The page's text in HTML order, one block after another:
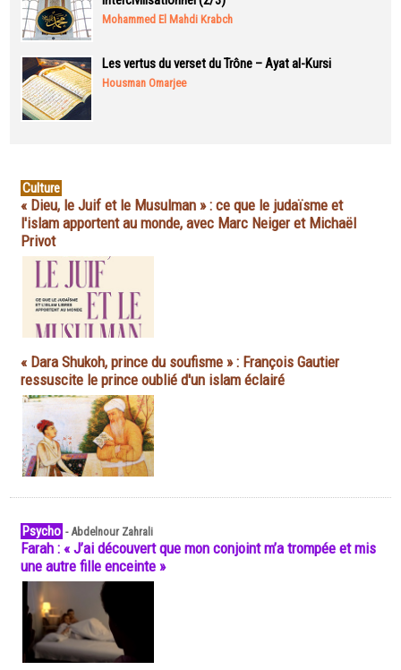
Mohammed El Mahdi Krabch
Les vertus du verset du Trône – Ayat al-Kursi
Housman Omarjee
Culture
« Dieu, le Juif et le Musulman » : ce que le judaïsme et
l'islam apportent au monde, avec Marc Neiger et Michaël
Privot
« Dara Shukoh, prince du soufisme » : François Gautier
ressuscite le prince oublié d'un islam éclairé
Psycho -Abdelnour Zahrali
Farah : « J’ai découvert que mon conjoint m’a trompée et mis
une autre fille enceinte »